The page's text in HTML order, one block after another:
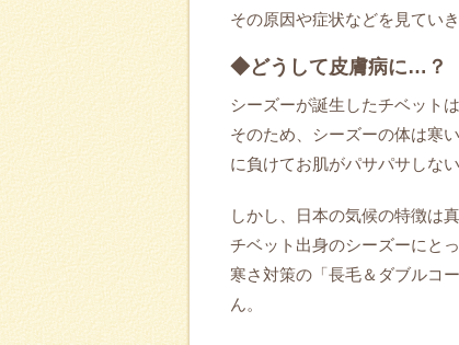
その原因や症状などを見ていき
◆どうして皮膚病に…？
シーズーが誕生したチベット
そのため、シーズーの体は寒
に負けてお肌がパサパサしな
しかし、日本の気候の特徴は
チベット出身のシーズーにと
寒さ対策の「長毛＆ダブルコ
ん。